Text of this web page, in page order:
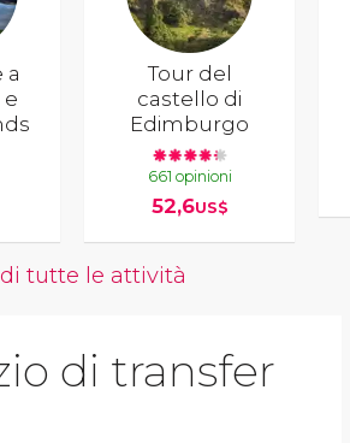
a
e
Tour del
castello di
Edimburgo
661 opinioni
52,6US$
tutte le attività
di transfer